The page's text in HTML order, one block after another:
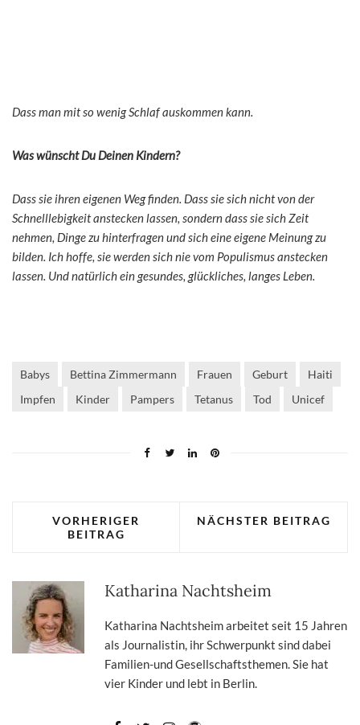
Dass man mit so wenig Schlaf auskommen kann.
Was wünscht Du Deinen Kindern?
Dass sie ihren eigenen Weg finden. Dass sie sich nicht von der
Schnelllebigkeit anstecken lassen, sondern dass sie sich Zeit
nehmen, Dinge zu hinterfragen und sich eine eigene Meinung zu
bilden. Ich hoffe, sie werden sich nie vom Populismus anstecken
lassen. Und natürlich ein gesundes, glückliches, langes Leben.
Babys Bettina Zimmermann Frauen Geburt
Haiti
Impfen
Kinder Pampers Tetanus Tod Unicef
VORHERIGER
BEITRAG
NÄCHSTER BEITRAG
Katharina Nachtsheim
Katharina Nachtsheim arbeitet seit 15 Jahren
als Journalistin, ihr Schwerpunkt sind dabei
Familien-und Gesellschaftsthemen. Sie hat
vier Kinder und lebt in Berlin.